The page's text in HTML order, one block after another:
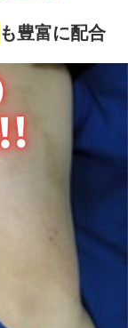
も豊富に配合